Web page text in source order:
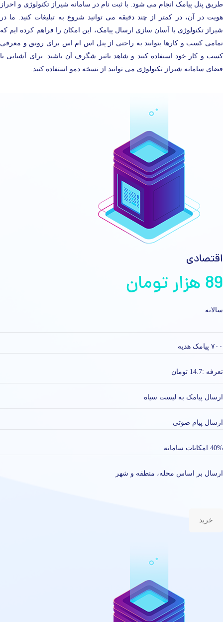
طریق پنل پیامک انجام می شود. با ثبت نام در سامانه شیراز تکنولوژی و احراز
هویت در آن، در کمتر از چند دقیقه می توانید شروع به تبلیغات کنید. ما در
شیراز تکنولوژی با آسان سازی ارسال پیامک، این امکان را فراهم کرده ایم که
تمامی کسب و کارها بتوانند به راحتی از پنل اس ام اس برای رونق و معرفی
کسب و کار خود استفاده کنند و شاهد تاثیر شگرف آن باشند. برای آشنایی با
فضای سامانه شیراز تکنولوژی می توانید از نسخه دمو استفاده کنید.
اقتصادی
89 هزار تومان
سالانه
۷۰۰ پیامک هدیه
تعرفه :‌14.7 تومان
ارسال پیامک به لیست سیاه
ارسال پیام صوتی
40% امکانات سامانه
ارسال بر اساس محله، منطقه و شهر
خرید